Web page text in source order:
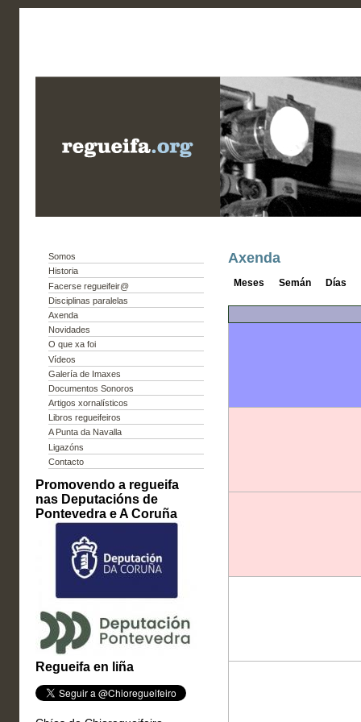
Somos
Historia
Facerse regueifeir@
Disciplinas paralelas
Axenda
Novidades
O que xa foi
Vídeos
Galería de Imaxes
Documentos Sonoros
Artigos xornalísticos
Libros regueifeiros
A Punta da Navalla
Ligazóns
Contacto
Promovendo a regueifa
nas Deputacións de
Pontevedra e A Coruña
Regueifa en liña
Axenda
Meses Semán Días